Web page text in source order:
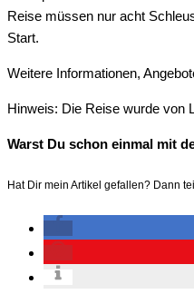
Reise müssen nur acht
Start.
Weitere Informationen,
Hinweis: Die Reise wurde von
Warst Du schon einmal mit
Hat Dir mein Artikel gefallen? Dann